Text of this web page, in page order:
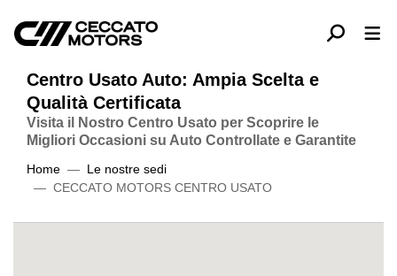
Centro Usato Auto: Ampia Scelta e
Qualità Certificata
Visita il Nostro Centro Usato per Scoprire le
Migliori Occasioni su Auto Controllate e Garantite
Home
Le nostre sedi
CECCATO MOTORS CENTRO USATO